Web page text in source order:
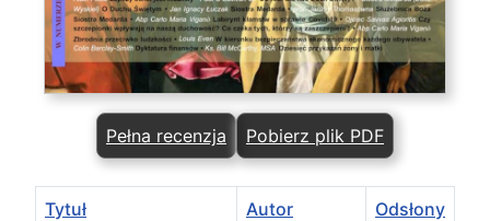
Pełna recenzja Pobierz plik PDF
Tytuł Autor Odsłony